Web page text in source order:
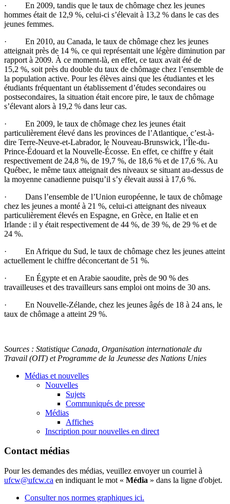
· En 2009, tandis que le taux de chômage chez les jeunes
hommes était de 12,9 %, celui-ci s’élevait à 13,2 % dans le cas des
jeunes femmes.
· En 2010, au Canada, le taux de chômage chez les jeunes
atteignait près de 14 %, ce qui représentait une légère diminution par
rapport à 2009. À ce moment-là, en effet, ce taux avait été de
15,2 %, soit près du double du taux de chômage chez l’ensemble de
la population active. Pour les élèves ainsi que les étudiantes et les
étudiants fréquentant un établissement d’études secondaires ou
postsecondaires, la situation était encore pire, le taux de chômage
s’élevant alors à 19,2 % dans leur cas.
· En 2009, le taux de chômage chez les jeunes était
particulièrement élevé dans les provinces de l’Atlantique, c’est-à-
dire Terre-Neuve-et-Labrador, le Nouveau-Brunswick, l’Île-du-
Prince-Édouard et la Nouvelle-Écosse. En effet, ce chiffre y était
respectivement de 24,8 %, de 19,7 %, de 18,6 % et de 17,6 %. Au
Québec, le même taux atteignait des niveaux se situant au-dessus de
la moyenne canadienne puisqu’il s’y élevait aussi à 17,6 %.
· Dans l’ensemble de l’Union européenne, le taux de chômage
chez les jeunes a monté à 21 %, celui-ci atteignant des niveaux
particulièrement élevés en Espagne, en Grèce, en Italie et en
Irlande : il y était respectivement de 44 %, de 39 %, de 29 % et de
24 %.
· En Afrique du Sud, le taux de chômage chez les jeunes atteint
actuellement le chiffre déconcertant de 51 %.
· En Égypte et en Arabie saoudite, près de 90 % des
travailleuses et des travailleurs sans emploi ont moins de 30 ans.
· En Nouvelle-Zélande, chez les jeunes âgés de 18 à 24 ans, le
taux de chômage a atteint 29 %.
Sources : Statistique Canada, Organisation internationale du
Travail (OIT) et Programme de la Jeunesse des Nations Unies
Médias et nouvelles
Nouvelles
Sujets
Communiqués de presse
Médias
Affiches
Inscription pour nouvelles en direct
Contact médias
Pour les demandes des médias, veuillez envoyer un courriel à
ufcw@ufcw.ca en indiquant le mot « Média » dans la ligne d'objet.
Consulter nos normes graphiques ici.